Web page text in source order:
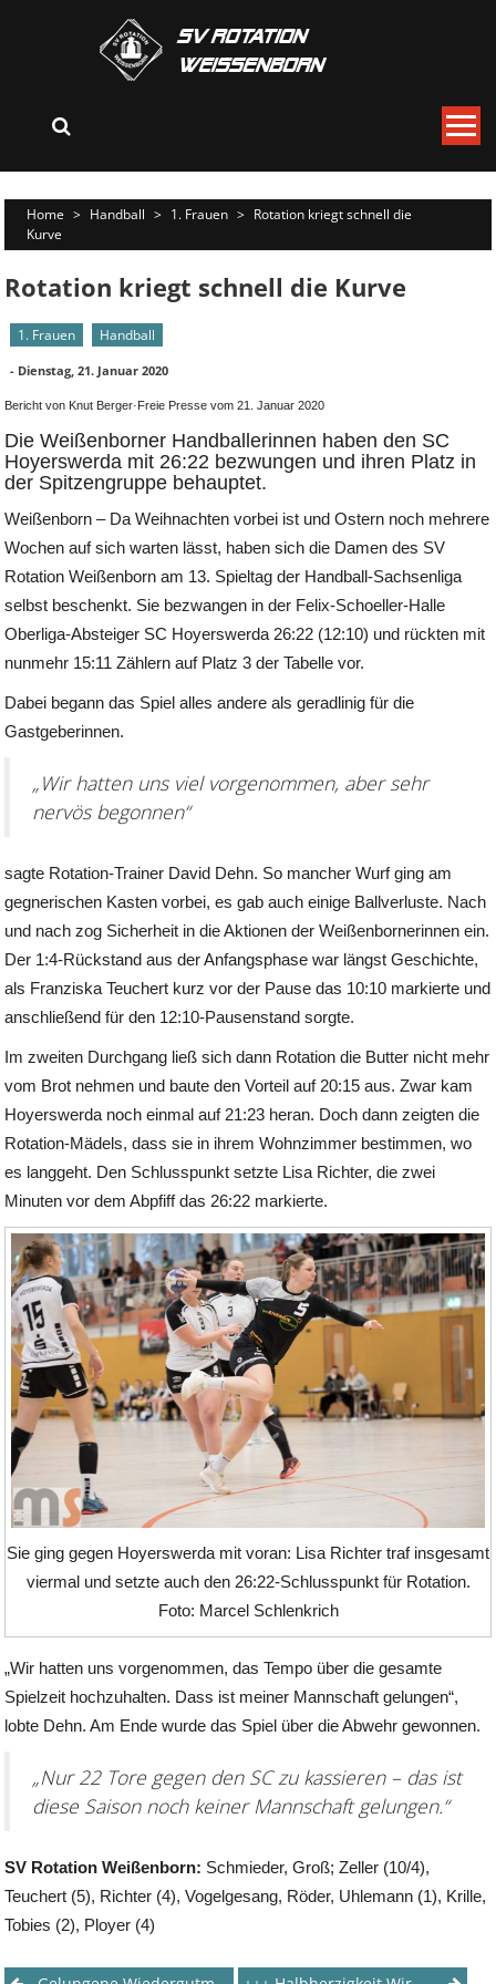
Home > Handball > 1. Frauen > Rotation kriegt schnell die
Kurve
Rotation kriegt schnell die Kurve
1. Frauen Handball
- Dienstag, 21. Januar 2020
Bericht von Knut Berger·Freie Presse vom 21. Januar 2020
Die Weißenborner Handballerinnen haben den SC
Hoyerswerda mit 26:22 bezwungen und ihren Platz in
der Spitzengruppe behauptet.
Weißenborn – Da Weihnachten vorbei ist und Ostern noch mehrere
Wochen auf sich warten lässt, haben sich die Damen des SV
Rotation Weißenborn am 13. Spieltag der Handball-Sachsenliga
selbst beschenkt. Sie bezwangen in der Felix-Schoeller-Halle
Oberliga-Absteiger SC Hoyerswerda 26:22 (12:10) und rückten mit
nunmehr 15:11 Zählern auf Platz 3 der Tabelle vor.
Dabei begann das Spiel alles andere als geradlinig für die
Gastgeberinnen.
„Wir hatten uns viel vorgenommen, aber sehr
nervös begonnen“
sagte Rotation-Trainer David Dehn. So mancher Wurf ging am
gegnerischen Kasten vorbei, es gab auch einige Ballverluste. Nach
und nach zog Sicherheit in die Aktionen der Weißenbornerinnen ein.
Der 1:4-Rückstand aus der Anfangsphase war längst Geschichte,
als Franziska Teuchert kurz vor der Pause das 10:10 markierte und
anschließend für den 12:10-Pausenstand sorgte.
Im zweiten Durchgang ließ sich dann Rotation die Butter nicht mehr
vom Brot nehmen und baute den Vorteil auf 20:15 aus. Zwar kam
Hoyerswerda noch einmal auf 21:23 heran. Doch dann zeigten die
Rotation-Mädels, dass sie in ihrem Wohnzimmer bestimmen, wo
es langgeht. Den Schlusspunkt setzte Lisa Richter, die zwei
Minuten vor dem Abpfiff das 26:22 markierte.
Sie ging gegen Hoyerswerda mit voran: Lisa Richter traf insgesamt
viermal und setzte auch den 26:22-Schlusspunkt für Rotation.
Foto: Marcel Schlenkrich
„Wir hatten uns vorgenommen, das Tempo über die gesamte
Spielzeit hochzuhalten. Dass ist meiner Mannschaft gelungen“,
lobte Dehn. Am Ende wurde das Spiel über die Abwehr gewonnen.
„Nur 22 Tore gegen den SC zu kassieren – das ist
diese Saison noch keiner Mannschaft gelungen.“
SV Rotation Weißenborn: Schmieder, Groß; Zeller (10/4),
Teuchert (5), Richter (4), Vogelgesang, Röder, Uhlemann (1), Krille,
Tobies (2), Ployer (4)